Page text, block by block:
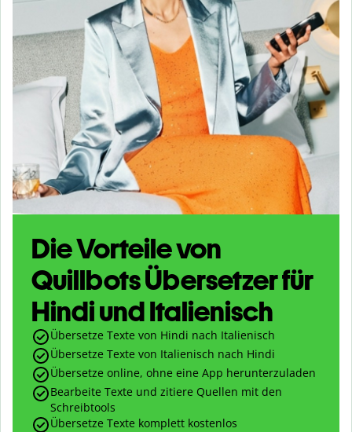
Die Vorteile von
Quillbots Übersetzer für
Hindi und Italienisch
Übersetze Texte von Hindi nach Italienisch
Übersetze Texte von Italienisch nach Hindi
Übersetze online, ohne eine App herunterzuladen
Bearbeite Texte und zitiere Quellen mit den
Schreibtools
Übersetze Texte komplett kostenlos